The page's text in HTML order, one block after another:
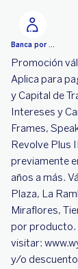
Banca por Internet
Promoción
Aplica para
y Capital de
Intereses y
Frames,
Revolve Plus
previamente
años a más.
Plaza, La
Miraflores,
por producto.
visitar:
y/o